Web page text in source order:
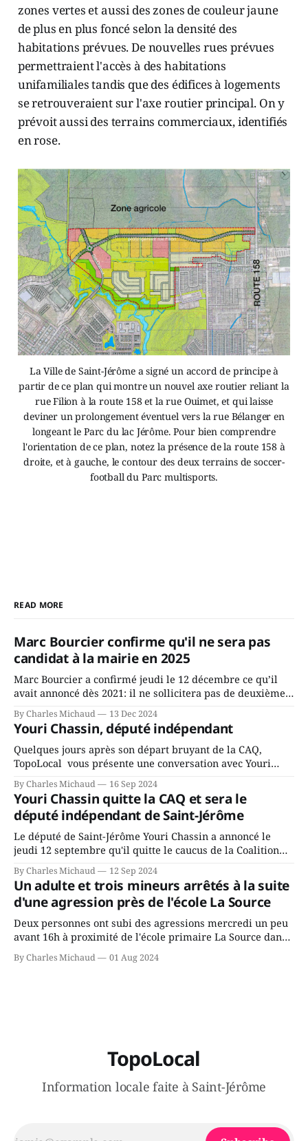
zones vertes et aussi des zones de couleur jaune
de plus en plus foncé selon la densité des
habitations prévues. De nouvelles rues prévues
permettraient l'accès à des habitations
unifamiliales tandis que des édifices à logements
se retrouveraient sur l'axe routier principal. On y
prévoit aussi des terrains commerciaux, identifiés
en rose.
La Ville de Saint-Jérôme a signé un accord de principe à
partir de ce plan qui montre un nouvel axe routier reliant la
rue Filion à la route 158 et la rue Ouimet, et qui laisse
deviner un prolongement éventuel vers la rue Bélanger en
longeant le Parc du lac Jérôme. Pour bien comprendre
l'orientation de ce plan, notez la présence de la route 158 à
droite, et à gauche, le contour des deux terrains de soccer-
football du Parc multisports.
READ MORE
Marc Bourcier confirme qu'il ne sera pas
candidat à la mairie en 2025
Marc Bourcier a confirmé jeudi le 12 décembre ce qu’il
avait annoncé dès 2021: il ne sollicitera pas de deuxième
fait l’annonce en s’adressant aux employés de la ville,
rassemblés en soirée pour leur traditionnel souper
By Charles Michaud 13 Dec 2024
Youri Chassin, député indépendant
Quelques jours après son départ bruyant de la CAQ,
TopoLocal vous présente une conversation avec Youri
depuis longtemps? Sera-t-il candidat indépendant dans 2
ans? Joindrait-il un autre parti, par exemple les
conservateurs d’Éric Duhaime? Que lui
By Charles Michaud 16 Sep 2024
Youri Chassin quitte la CAQ et sera le
député indépendant de Saint-Jérôme
Le député de Saint-Jérôme Youri Chassin a annoncé le
jeudi 12 septembre qu'il quitte le caucus de la Coalition
gouvernement de la CAQ, surtout de son incapacité, qu'il
juge chronique, à offrir des
By Charles Michaud 12 Sep 2024
Un adulte et trois mineurs arrêtés à la suite
d'une agression près de l'école La Source
Deux personnes ont subi des agressions mercredi un peu
avant 16h à proximité de l'école primaire La Source dans
victimes aurait été écrasée sous un véhicule et aspergée
By Charles Michaud 01 Aug 2024
TopoLocal
Information locale faite à Saint-Jérôme